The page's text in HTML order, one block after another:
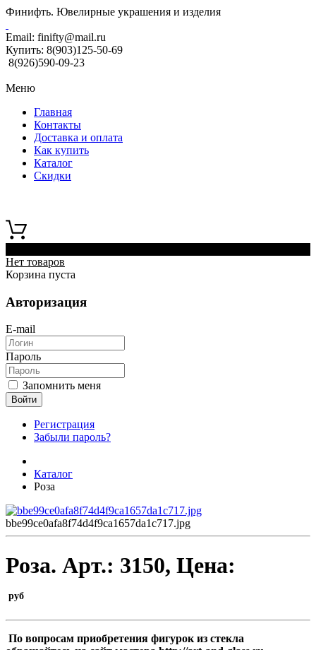
Финифть. Ювелирные украшения и изделия
Email: finifty@mail.ru
Купить: 8(903)125-50-69
8(926)590-09-23
Меню
Главная
Контакты
Доставка и оплата
Как купить
Каталог
Скидки
Нет товаров
Корзина пуста
Авторизация
E-mail
Пароль
Запомнить меня
Войти
Регистрация
Забыли пароль?
Каталог
Роза
bbe99ce0afa8f74d4f9ca1657da1c717.jpg
Роза. Арт.: 3150, Цена:
руб
По вопросам приобретения фигурок из стекла